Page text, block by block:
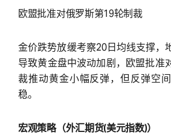
欧盟批准对俄罗斯第19轮制裁
金价跌势放缓考察20日均线支撑，
导致黄金盘中波动加剧，欧盟批准
裁推动黄金小幅反弹，但反弹空
稳。
宏观策略（外汇期货(美元指数)）